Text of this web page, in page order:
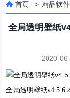
 首页 >精品软件
全局透明壁纸
2020-
全局透明壁纸v4.5.6